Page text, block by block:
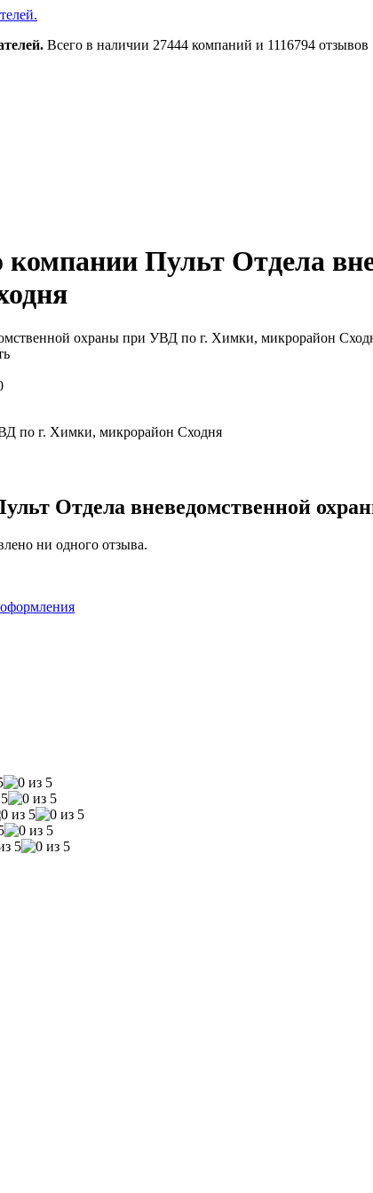
Всего в наличии 27444 компаний и 1116794 отзывов
Пульт Отдела
охраны при УВД по г. Химки, микрорайон
по г. Химки, микрорайон Сходня
Отдела вневедомственной
ни одного отзыва.